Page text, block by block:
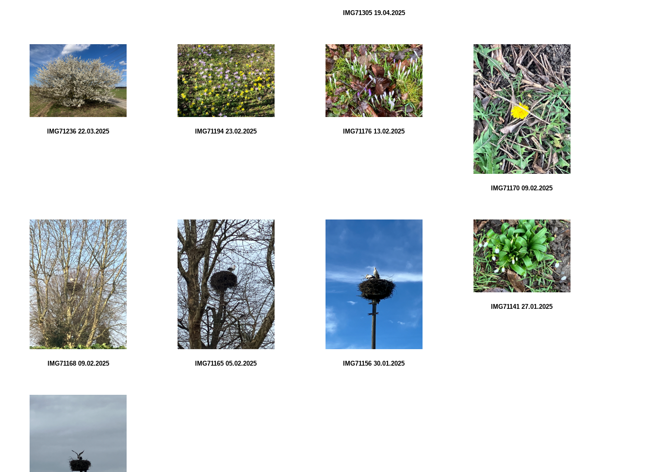
IMG71305 19.04.2025
IMG71236 22.03.2025 IMG71194 23.02.2025 IMG71176 13.02.2025
IMG71170 09.02.2025
IMG71168 09.02.2025 IMG71165 05.02.2025 IMG71156 30.01.2025
IMG71141 27.01.2025